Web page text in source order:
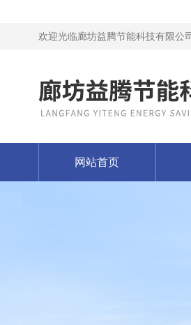
欢迎光临廊坊益腾节能科技有限公
网站首页